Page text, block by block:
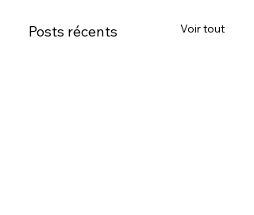
Posts récents Voir tout